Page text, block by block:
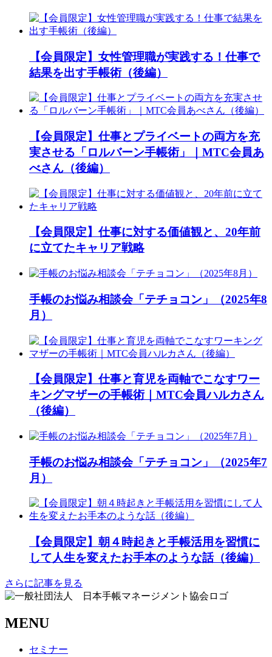
【会員限定】女性管理職が実践する！仕事で
結果を出す手帳術（後編）
【会員限定】仕事とプライベートの両方を充
実させる「ロルバーン手帳術」｜MTC会員あ
べさん（後編）
【会員限定】仕事に対する価値観と、20年前
に立てたキャリア戦略
手帳のお悩み相談会「テチョコン」（2025年8
月）
【会員限定】仕事と育児を両軸でこなすワー
キングマザーの手帳術｜MTC会員ハルカさん
（後編）
手帳のお悩み相談会「テチョコン」（2025年7
月）
【会員限定】朝４時起きと手帳活用を習慣に
して人生を変えたお手本のような話（後編）
さらに記事を見る
MENU
セミナー